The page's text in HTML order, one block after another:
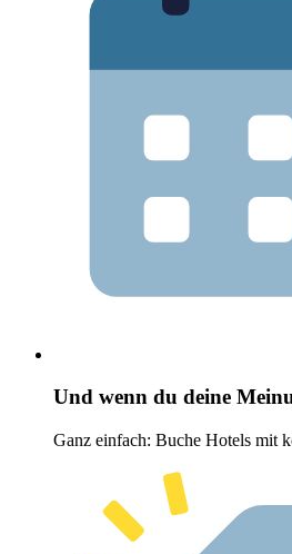
Und wenn du deine
Ganz einfach: Buche Hotels mit